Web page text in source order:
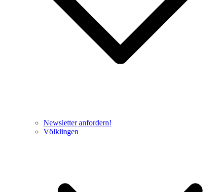
Newsletter anfordern!
Völklingen